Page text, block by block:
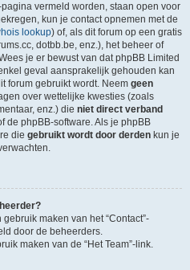
vermeld worden, staan open voor
kun je contact opnemen met de
lookup) of, als dit forum op een gratis
dotbb.be, enz.), het beheer of
je er bewust van dat phpBB Limited
geval aansprakelijk gehouden kan
forum gebruikt wordt. Neem geen
over wettelijke kwesties (zoals
enz.) die niet direct verband
de phpBB-software. Als je phpBB
die gebruikt wordt door derden kun je
maken van het “Contact”-
door de beheerders.
maken van de “Het Team”-link.